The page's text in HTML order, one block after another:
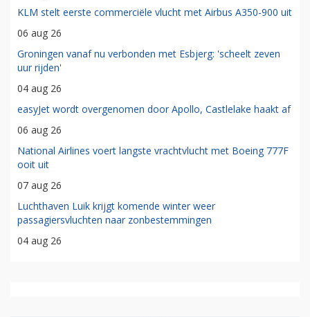
KLM stelt eerste commerciële vlucht met Airbus A350-900 uit
06 aug 26
Groningen vanaf nu verbonden met Esbjerg: 'scheelt zeven
uur rijden'
04 aug 26
easyJet wordt overgenomen door Apollo, Castlelake haakt af
06 aug 26
National Airlines voert langste vrachtvlucht met Boeing 777F
ooit uit
07 aug 26
Luchthaven Luik krijgt komende winter weer
passagiersvluchten naar zonbestemmingen
04 aug 26